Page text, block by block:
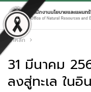
หน้าหลัก
31 มีนาคม
ลงสู่ทะเล ในอิ